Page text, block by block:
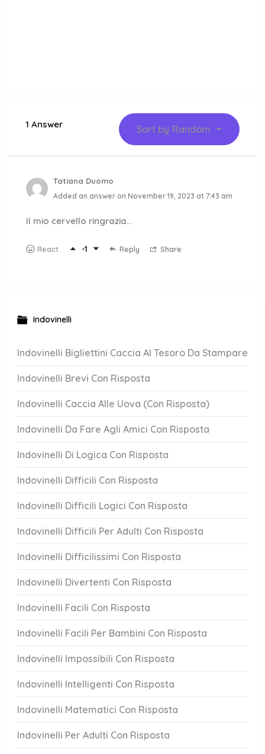
1 Answer Sort by Random
Tatiana Duomo
Added an answer on November 19, 2023 at 7:43 am
Il mio cervello ringrazia…
React -1 Reply Share
Indovinelli
Indovinelli Bigliettini Caccia Al Tesoro Da Stampare
Indovinelli Brevi Con Risposta
Indovinelli Caccia Alle Uova (Con Risposta)
Indovinelli Da Fare Agli Amici Con Risposta
Indovinelli Di Logica Con Risposta
Indovinelli Difficili Con Risposta
Indovinelli Difficili Logici Con Risposta
Indovinelli Difficili Per Adulti Con Risposta
Indovinelli Difficilissimi Con Risposta
Indovinelli Divertenti Con Risposta
Indovinelli Facili Con Risposta
Indovinelli Facili Per Bambini Con Risposta
Indovinelli Impossibili Con Risposta
Indovinelli Intelligenti Con Risposta
Indovinelli Matematici Con Risposta
Indovinelli Per Adulti Con Risposta